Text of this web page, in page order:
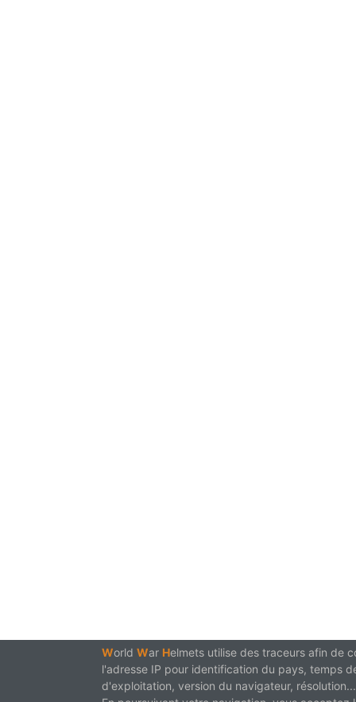
World War Helmets utilise des traceurs afin de
l'adresse IP pour identification du pays, temps
d'exploitation, version du navigateur,